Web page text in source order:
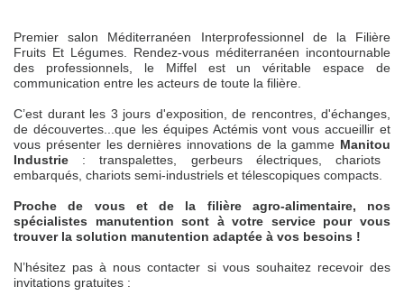
Premier salon Méditerranéen Interprofessionnel de la Filière
Fruits Et Légumes. Rendez-vous méditerranéen incontournable
des professionnels, le Miffel est un véritable espace de
communication entre les acteurs de toute la filière.
C’est durant les 3 jours d'exposition, de rencontres, d'échanges,
de découvertes...que les équipes Actémis vont vous accueillir et
vous présenter les dernières innovations de la gamme Manitou
Industrie : transpalettes, gerbeurs électriques, chariots
embarqués, chariots semi-industriels et télescopiques compacts.
Proche de vous et de la filière agro-alimentaire, nos
spécialistes manutention sont à votre service pour vous
trouver la solution manutention adaptée à vos besoins !
N’hésitez pas à nous contacter si vous souhaitez recevoir des
invitations gratuites :